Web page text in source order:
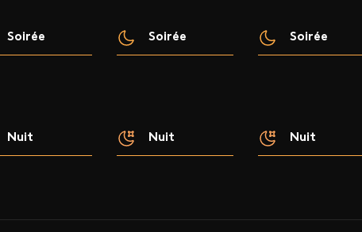
Soirée Soirée Soirée
Nuit Nuit Nuit